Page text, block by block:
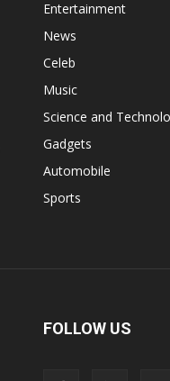
Entertainment
News
Celeb
Music
Science and
Gadgets
Automobile
Sports
FOLLOW US